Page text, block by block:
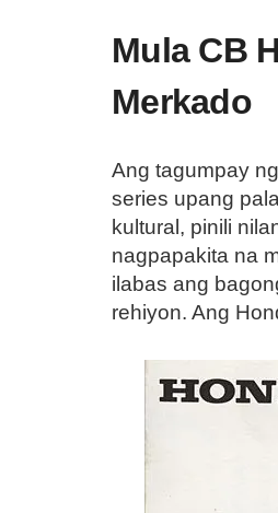
Mula CB
Merkado
Ang tagumpay
series upang
kultural, pinili
nagpapakita na
ilabas ang
rehiyon. Ang